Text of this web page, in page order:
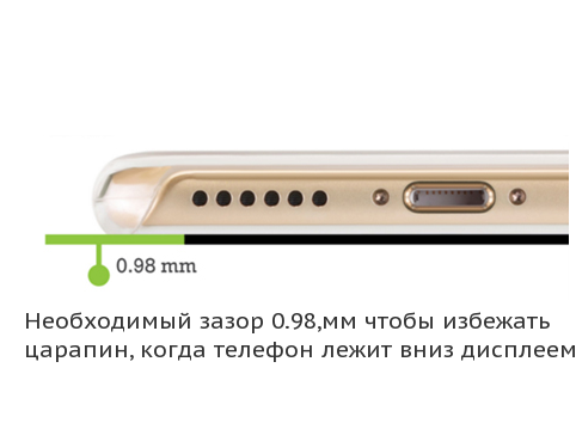
Необходимый зазор 0.98,мм чтобы избежать
царапин, когда телефон лежит вниз дисплеем